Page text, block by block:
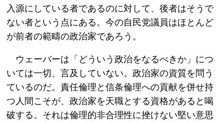
入源にしている者であるのに対して、後者はそうで
ない者という点にある。今の自民党議員はほとんど
が前者の範疇の政治家であろう。
ウェーバーは「どういう政治をなるべきか」につ
いては一切、言及していない。政治家の資質を問う
ているのだ。責任倫理と信条倫理への貢献を併せ持
つ人間こそが、政治家を天職とする資格があると喝
破する。それは倫理的非合理性に挫けない堅い意思